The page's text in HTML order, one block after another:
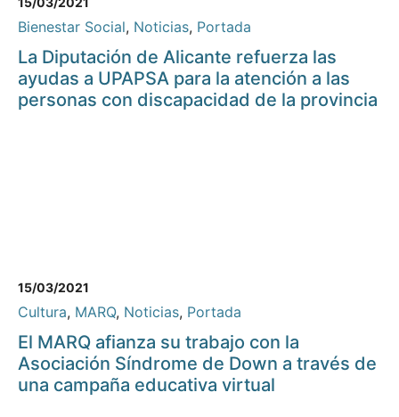
Bienestar Social, Noticias, Portada
La Diputación de Alicante refuerza las
ayudas a UPAPSA para la atención a las
personas con discapacidad de la provincia
15/03/2021
Cultura, MARQ, Noticias, Portada
El MARQ afianza su trabajo con la
Asociación Síndrome de Down a través de
una campaña educativa virtual